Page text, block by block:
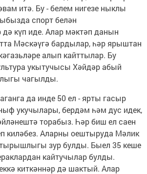
итә. Бу - белем нигезе ныклы
спорт белән
күп иде. Алар мәктәп данын
Мәскәүгә бардылар, һәр ярыштан
алып кайттылар. Бу
укытучысы Хәйдәр абый
чагылды.
да инде 50 ел - ярты гасыр
укучылары, бердәм һәм дус идек,
торабыз. Һәр биш ел саен
киләбез. Аларны оештыруда Мәлик
зур булды. Быел 35 кеше
кайтучылар булды.
киткәннәр дә шактый. Алар